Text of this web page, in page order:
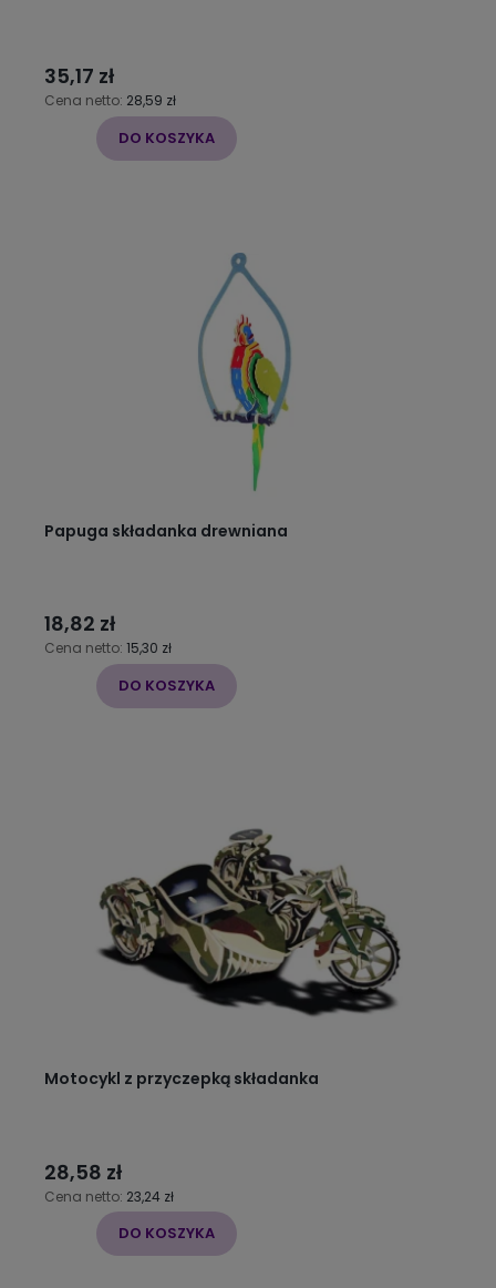
35,17 zł
Cena netto: 28,59 zł
DO KOSZYKA
Papuga składanka drewniana
18,82 zł
Cena netto: 15,30 zł
DO KOSZYKA
Motocykl z przyczepką składanka
28,58 zł
Cena netto: 23,24 zł
DO KOSZYKA